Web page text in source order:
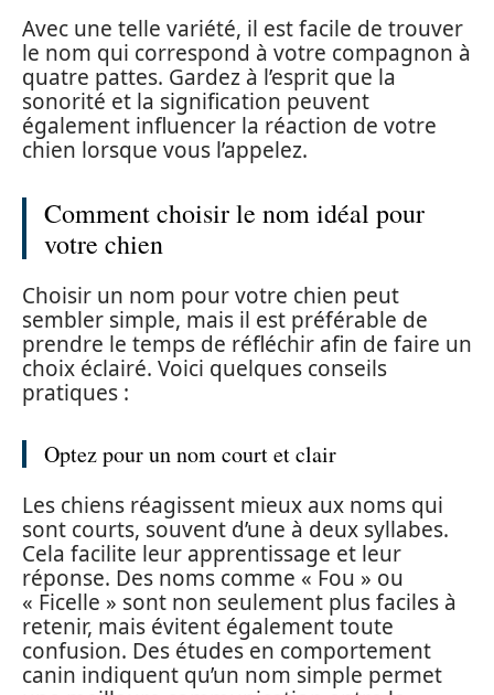
Avec une telle variété, il est facile de trouver
le nom qui correspond à votre compagnon à
quatre pattes. Gardez à l’esprit que la
sonorité et la signification peuvent
également influencer la réaction de votre
chien lorsque vous l’appelez.
Comment choisir le nom idéal pour
votre chien
Choisir un nom pour votre chien peut
sembler simple, mais il est préférable de
prendre le temps de réfléchir afin de faire un
choix éclairé. Voici quelques conseils
pratiques :
Optez pour un nom court et clair
Les chiens réagissent mieux aux noms qui
sont courts, souvent d’une à deux syllabes.
Cela facilite leur apprentissage et leur
réponse. Des noms comme « Fou » ou
« Ficelle » sont non seulement plus faciles à
retenir, mais évitent également toute
confusion. Des études en comportement
canin indiquent qu’un nom simple permet